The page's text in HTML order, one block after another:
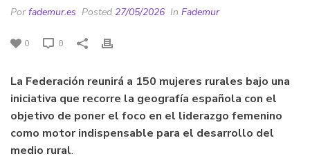
Porfademur.es Posted 27/05/2026 In Fademur
0 0
La Federación reunirá a 150 mujeres rurales bajo una
iniciativa que recorre la geografía española con el
objetivo de poner el foco en el liderazgo femenino
como motor indispensable para el desarrollo del
medio rural.